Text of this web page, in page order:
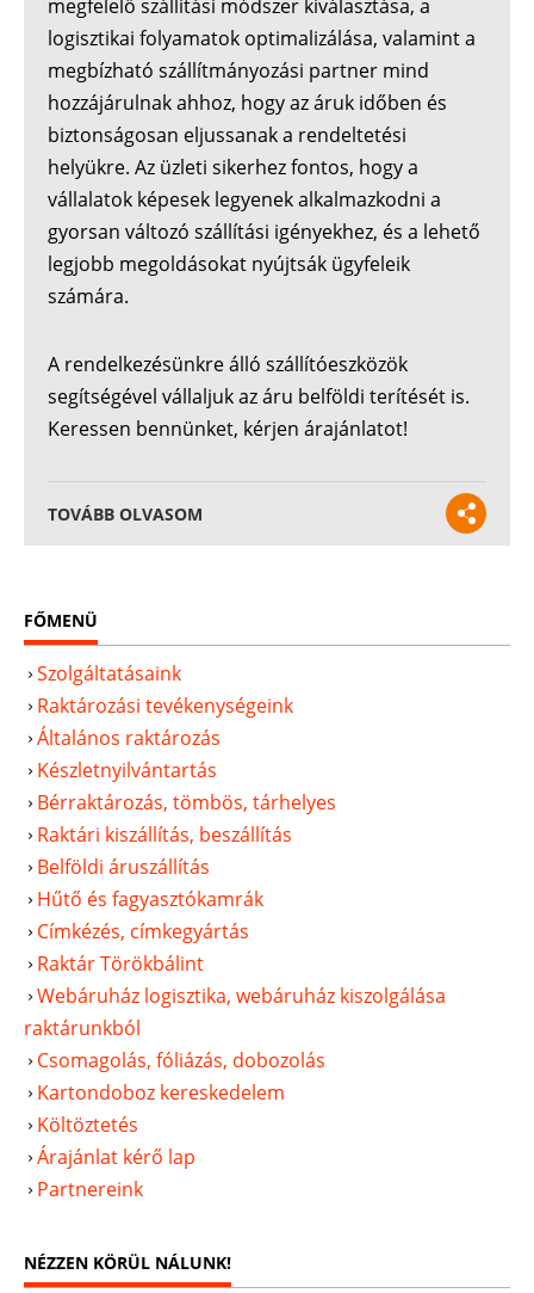
megfelelő szállítási módszer kiválasztása, a
logisztikai folyamatok optimalizálása, valamint a
megbízható szállítmányozási partner mind
hozzájárulnak ahhoz, hogy az áruk időben és
biztonságosan eljussanak a rendeltetési
helyükre. Az üzleti sikerhez fontos, hogy a
vállalatok képesek legyenek alkalmazkodni a
gyorsan változó szállítási igényekhez, és a lehető
legjobb megoldásokat nyújtsák ügyfeleik
számára.
A rendelkezésünkre álló szállítóeszközök
segítségével vállaljuk az áru belföldi terítését is.
Keressen bennünket, kérjen árajánlatot!
TOVÁBB OLVASOM
FŐMENÜ
Szolgáltatásaink
Raktározási tevékenységeink
Általános raktározás
Készletnyilvántartás
Bérraktározás, tömbös, tárhelyes
Raktári kiszállítás, beszállítás
Belföldi áruszállítás
Hűtő és fagyasztókamrák
Címkézés, címkegyártás
Raktár Törökbálint
Webáruház logisztika, webáruház kiszolgálása
raktárunkból
Csomagolás, fóliázás, dobozolás
Kartondoboz kereskedelem
Költöztetés
Árajánlat kérő lap
Partnereink
NÉZZEN KÖRÜL NÁLUNK!